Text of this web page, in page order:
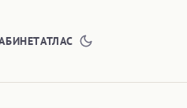
АТЛАС